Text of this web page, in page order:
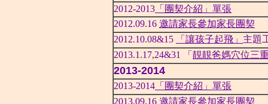
2012-2013 「團契介紹」單張
2012.09.16 邀請家長參加家長團契
2012.10.08&15
「讓孩子起飛」 主題
2013.1.17,24&31 「 靚靚爸媽穴位三
2013-2014
2013-2014 「團契介紹」單張
2013.09.16 邀請家長參加家長團契